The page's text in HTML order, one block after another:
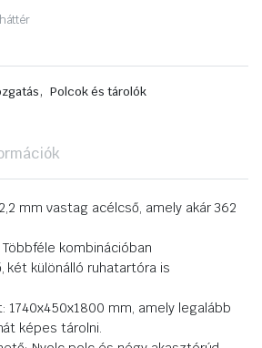
, Polcok és tárolók
mm vastag acélcső, amely akár 362
kombinációban
két különálló ruhatartóra is
1740x450x1800 mm, amely legalább
képes tárolni.